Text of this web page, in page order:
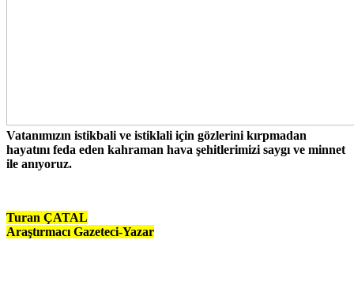
Vatanımızın istikbali ve istiklali için gözlerini kırpmadan
hayatını feda eden kahraman hava şehitlerimizi saygı ve minnet
ile anıyoruz.
Turan ÇATAL
Araştırmacı Gazeteci-Yazar